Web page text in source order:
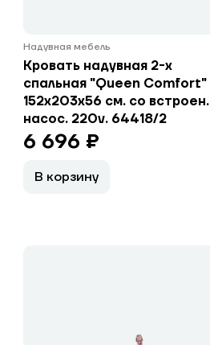
Надувная мебель
Кровать надувная 2-х
спальная "Queen Comfort"
152х203х56 см. со встроен.
насос. 220v. 64418/2
6 696 ₽
В корзину